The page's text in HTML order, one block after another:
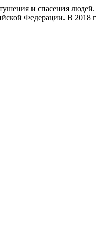
и спасения
Федерации. В